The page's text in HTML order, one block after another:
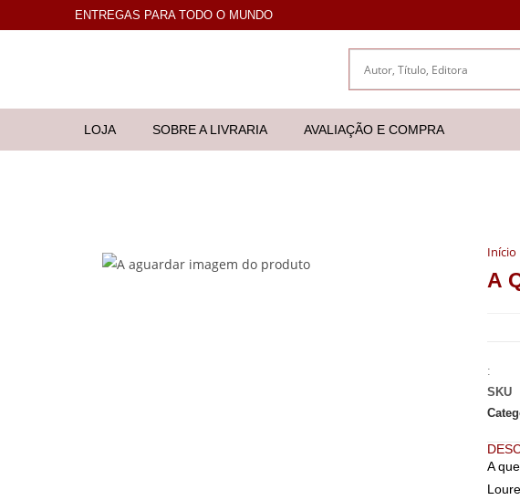
ENTREGAS PARA TODO O MUNDO
LOJA SOBRE A LIVRARIA AVALIAÇÃO E COMPRA
Início
A
:
SKU
A